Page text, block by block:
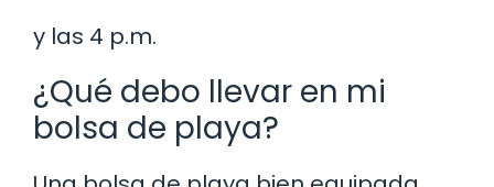
y las 4 p.m.
¿Qué debo llevar en mi
bolsa de playa?